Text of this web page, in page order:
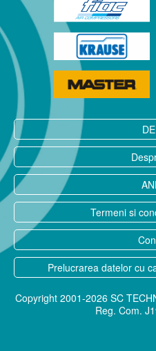
Termeni si
Prelucrarea datelor cu
Copyright 2001-2026 SC
Reg. Com.